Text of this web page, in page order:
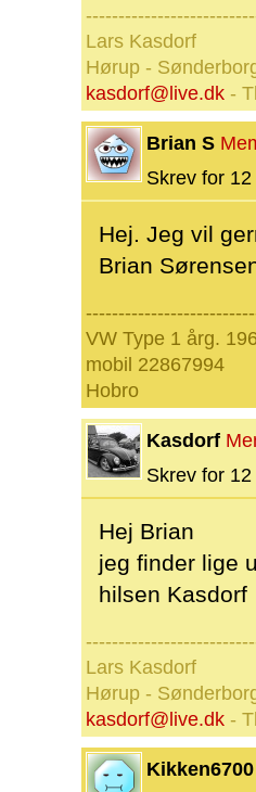
Lars Kasdorf
Hørup -
kasdorf@live.dk -
Brian S
Skrev for
Hej. Jeg vil
Brian
VW Type 1 årg.
mobil 22867994
Hobro
Kasdorf
Skrev for
Hej Brian
jeg finder lige
hilsen Kasdorf
Lars Kasdorf
Hørup -
kasdorf@live.dk -
Kikken6700